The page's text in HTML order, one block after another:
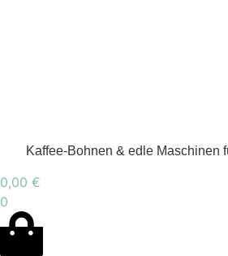
Kaffee-Bohnen & edle Maschinen
0,00 €
0